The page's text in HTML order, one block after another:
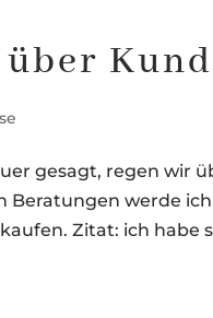
gesagt, regen wir
Beratungen werde
Zitat: ich habe